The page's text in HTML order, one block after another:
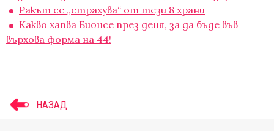
Ракът се „страхува“ от тези 8 храни
Какво хапва Бионсе през деня, за да бъде във
върхова форма на 44!
НАЗАД